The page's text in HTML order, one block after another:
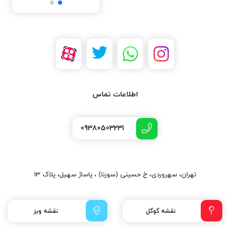
اطلاعات تماس
09380503231
تهران، سهروردی، خ حسینی (سورنا) ، پاساژ سهیل، پلاک 13
نقشه گوگل نقشه ویز